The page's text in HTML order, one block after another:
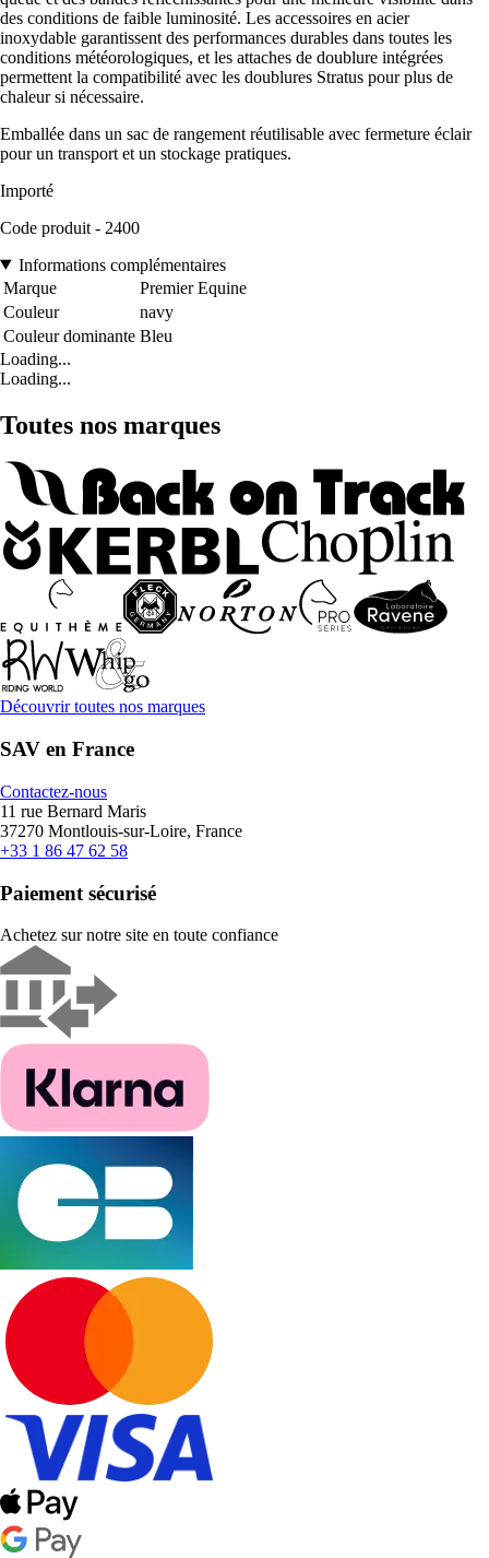
des conditions de faible luminosité. Les accessoires en acier
inoxydable garantissent des performances durables dans toutes les
conditions météorologiques, et les attaches de doublure intégrées
permettent la compatibilité avec les doublures Stratus pour plus de
chaleur si nécessaire.
Emballée dans un sac de rangement réutilisable avec fermeture éclair
pour un transport et un stockage pratiques.
Importé
Code produit - 2400
Informations complémentaires
Marque
Premier Equine
Couleur
navy
Couleur dominante Bleu
Loading...
Loading...
Toutes nos marques
Découvrir toutes nos marques
SAV en France
Contactez-nous
11 rue Bernard Maris
37270 Montlouis-sur-Loire, France
+33 1 86 47 62 58
Paiement sécurisé
Achetez sur notre site en toute confiance